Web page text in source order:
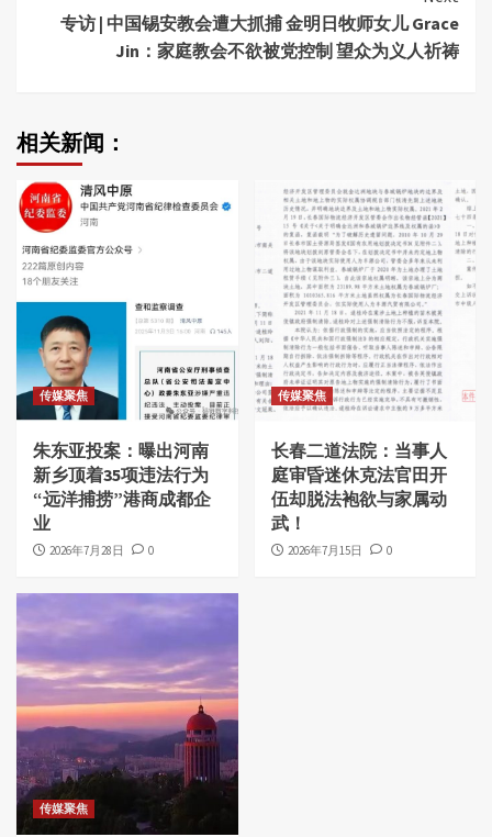
专访 | 中国锡安教会遭大抓捕 金明日牧师女儿 Grace
Jin：家庭教会不欲被党控制 望众为义人祈祷
相关新闻：
传媒聚焦
朱东亚投案：曝出河南
新乡顶着35项违法行为
“远洋捕捞”港商成都企
业
2026年7月28日 0
传媒聚焦
长春二道法院：当事人
庭审昏迷休克法官田开
伍却脱法袍欲与家属动
武！
2026年7月15日 0
传媒聚焦